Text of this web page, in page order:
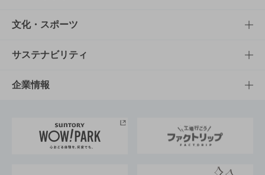
商品一覧
商品発売情報
栄養成分一覧
知る・楽しむTOP
キャンペーン
工場見学
地域情報
文化・スポーツ
文化・スポーツTOP
サントリーホール
サントリーサンバーズ大阪
サステナビリティ
サステナビリティTOP
サントリーが考えるサステナビリティ経営
企業情報
企業概要